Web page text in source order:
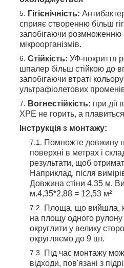
Гігієнічність:
сприяє створенню більш
запобігаючи розмноженню
мікроорганізмів.
Стійкість: УФ-покриття
шпалер більш стійкою до
запобігаючи втраті
ультрафіолетових
Вогнестійкість: при дії
ХРЕ не горить, а
Інструкція з монтажу:
Помножте довжину
поверхні в метрах і
результати, щоб
Наприклад, після
Довжина стіни 4,35 м.
м.4,35*2,88 = 12,53 м²
Площа, що вийшла,
на площу одного рулону
округлити у велику
округляємо до 9 шт.
Під час монтажу
відходи, пов'язані з